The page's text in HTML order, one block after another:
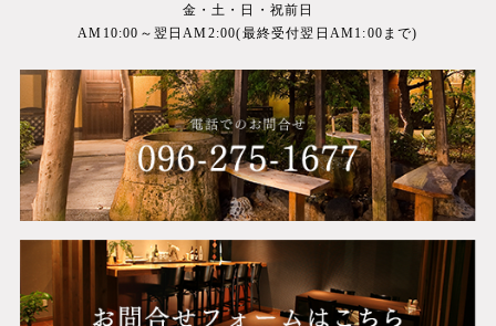
金・土・日・祝前日
AM10:00～翌日AM2:00(最終受付翌日AM1:00まで)